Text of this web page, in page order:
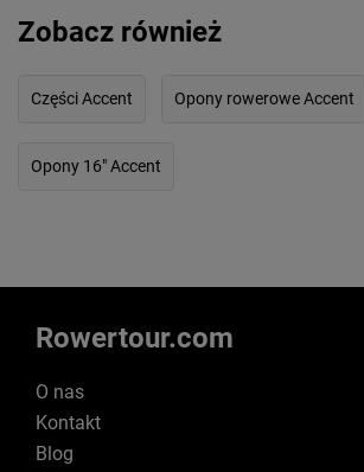
Zobacz również
Części Accent Opony rowerowe Accent
Opony 16" Accent
Rowertour.com
O nas
Kontakt
Blog